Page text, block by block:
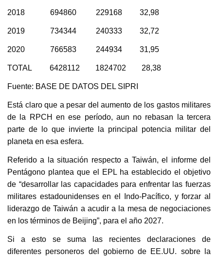
2018 694860 229168 32,98
2019 734344 240333 32,72
2020 766583 244934 31,95
TOTAL 6428112 1824702 28,38
Fuente: BASE DE DATOS DEL SIPRI
Está claro que a pesar del aumento de los gastos militares
de la RPCH en ese período, aun no rebasan la tercera
parte de lo que invierte la principal potencia militar del
planeta en esa esfera.
Referido a la situación respecto a Taiwán, el informe del
Pentágono plantea que el EPL ha establecido el objetivo
de “desarrollar las capacidades para enfrentar las fuerzas
militares estadounidenses en el Indo-Pacífico, y forzar al
liderazgo de Taiwán a acudir a la mesa de negociaciones
en los términos de Beijing”, para el año 2027.
Si a esto se suma las recientes declaraciones de
diferentes personeros del gobierno de EE.UU. sobre la